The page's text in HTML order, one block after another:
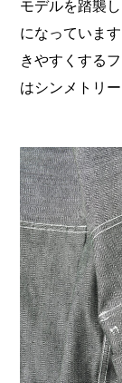
モデルを踏襲
になっていま
きやすくする
はシンメトリ